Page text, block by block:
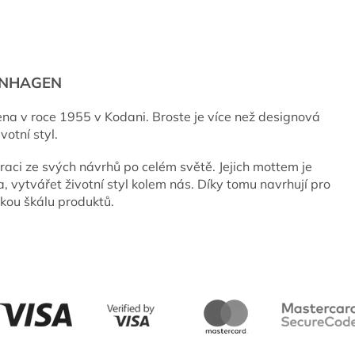
v roce 1955 v Kodani. Broste je více než designová
styl.
ze svých návrhů po celém světě. Jejich mottem je
vytvářet životní styl kolem nás. Díky tomu navrhují pro
škálu produktů.